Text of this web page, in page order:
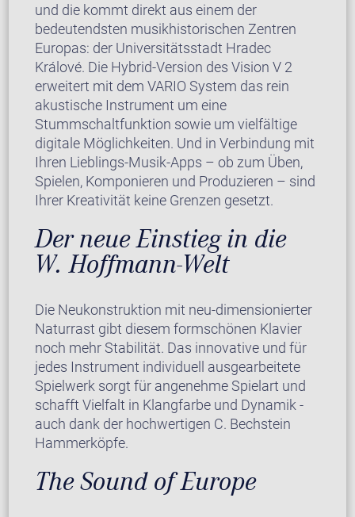
und die kommt direkt aus einem der
bedeutendsten musikhistorischen Zentren
Europas: der Universitätsstadt Hradec
Králové. Die Hybrid-Version des Vision V 2
erweitert mit dem VARIO System das rein
akustische Instrument um eine
Stummschaltfunktion sowie um vielfältige
digitale Möglichkeiten. Und in Verbindung mit
Ihren Lieblings-Musik-Apps – ob zum Üben,
Spielen, Komponieren und Produzieren – sind
Ihrer Kreativität keine Grenzen gesetzt.
Der neue Einstieg in die
W. Hoffmann-Welt
Die Neukonstruktion mit neu-dimensionierter
Naturrast gibt diesem formschönen Klavier
noch mehr Stabilität. Das innovative und für
jedes Instrument individuell ausgearbeitete
Spielwerk sorgt für angenehme Spielart und
schafft Vielfalt in Klangfarbe und Dynamik -
auch dank der hochwertigen C. Bechstein
Hammerköpfe.
The Sound of Europe